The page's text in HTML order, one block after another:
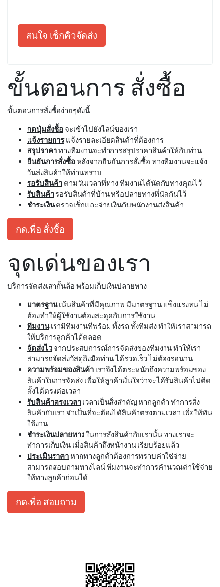
สนใจ เช็กคิวจัดส่ง
ขั้นตอนการ สั่งซื้อ
ขั้นตอนการสั่งซื้อง่ายๆดังนี้
กดปุ่มสั่งซื้อ จะเข้าไปยังไลน์ของเรา
แจ้งรายการแจ้งรายละเอียดสินค้าที่ต้องการ
สรุปราคาทางทีมงานจะทำการสรุปราคาสินค้าให้กับท่าน
ยืนยันการสั่งซื้อหลังจากยืนยันการสั่งซื้อ ทางทีมงานจะแจ้ง
วันส่งสินค้าให้ท่านทราบ
รอรับสินค้า ตามวันเวลาที่ทาง ทีมงานได้นัดกับทางคุณไว้
รับสินค้า รอรับสินค้าที่บ้าน หรือปลายทางที่นัดกันไว้
ชำระเงินตรวจเช็กและจ่ายเงินกับพนักงานส่งสินค้า
กดเพื่อ สั่งซื้อ
จุดเด่นของเรา
บริการจัดส่งเสากั้นล้อ พร้อมเก็บเงินปลายทาง
มาตรฐานเน้นสินค้าที่มีคุณภาพ มีมาตรฐาน แข็งแรงทน ไม่
ต้องทำให้ผู้ใช้งานต้องสะดุดกับการใช้งาน
ทีมงานเรามีทีมงานที่พร้อม ทั้งรถ ทั้งทีมส่ง ทำให้เราสามารถ
ให้บริการลูกค้าได้ตลอด
จัดส่งไว จากประสบการณ์การจัดส่งของทีมงาน ทำให้เรา
สามารถจัดส่งวัสดุถึงมือท่าน ได้รวดเร็ว ไม่ต้องรอนาน
ความพร้อมของสินค้า เราจึงได้ตระหนักถึงความพร้อมของ
สินค้าในการจัดส่ง เพื่อให้ลูกค้ามั่นใจว่าจะได้รับสินค้าไปติด
ตั้งได้ตรงต่อเวลา
รับสินค้าตรงเวลา เวลาเป็นสิ่งสำคัญ หากลูกค้า ทำการสั่ง
สินค้ากับเรา จำเป็นที่จะต้องได้สินค้าตรงตามเวลา เพื่อให้ทัน
ใช้งาน
ชำระเงินปลายทางในการสั่งสินค้ากับเรานั้น ทางเราจะ
ทำการเก็บเงิน เมื่อสินค้าถึงหน้างาน เรียบร้อยแล้ว
ประเมินราคาหากทางลูกค้าต้องการทราบค่าใช่จ่าย
สามารถสอบถามทางไลน์ ทีมงานจะทำการคำนวณค่าใช้จ่าย
ให้ทางลูกค้าก่อนได้
กดเพื่อ สอบถาม